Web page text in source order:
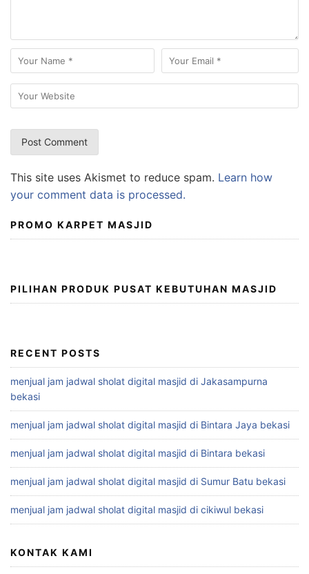
This site uses Akismet to reduce spam. Learn how
your comment data is processed.
PROMO KARPET MASJID
PILIHAN PRODUK PUSAT KEBUTUHAN MASJID
RECENT POSTS
menjual jam jadwal sholat digital masjid di Jakasampurna
bekasi
menjual jam jadwal sholat digital masjid di Bintara Jaya bekasi
menjual jam jadwal sholat digital masjid di Bintara bekasi
menjual jam jadwal sholat digital masjid di Sumur Batu bekasi
menjual jam jadwal sholat digital masjid di cikiwul bekasi
KONTAK KAMI